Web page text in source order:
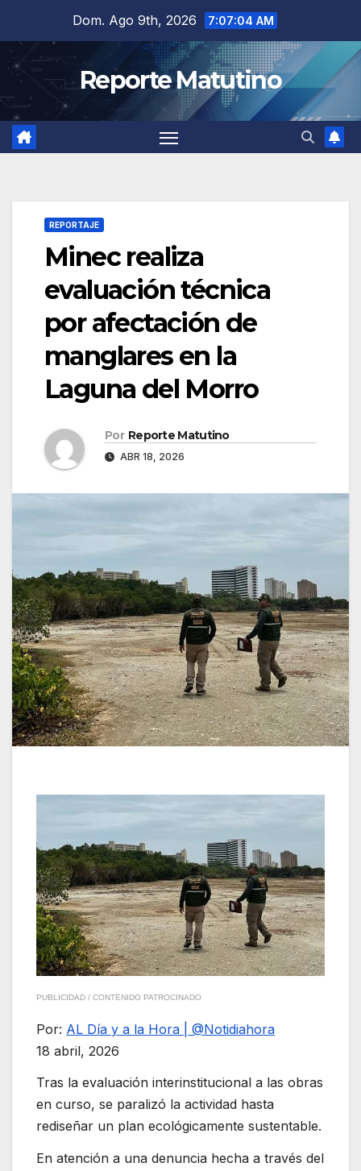
contenido
Dom. Ago 9th, 2026 7:07:05 AM
Reporte Matutino
REPORTAJE
Minec realiza
evaluación técnica
por afectación de
manglares en la
Laguna del Morro
Por Reporte Matutino
ABR 18, 2026
PUBLICIDAD / CONTENIDO PATROCINADO
Por: AL Día y a la Hora | @Notidiahora
18 abril, 2026
Tras la evaluación interinstitucional a las obras
en curso, se paralizó la actividad hasta
rediseñar un plan ecológicamente sustentable.
En atención a una denuncia hecha a través del